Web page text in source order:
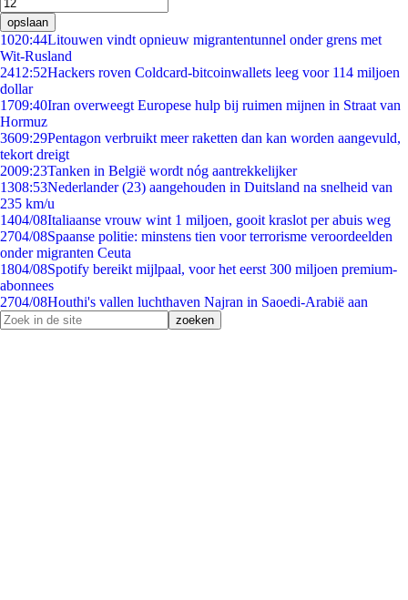
opslaan
1020:44Litouwen vindt opnieuw migrantentunnel onder grens met
Wit-Rusland
2412:52Hackers roven Coldcard-bitcoinwallets leeg voor 114 miljoen
dollar
1709:40Iran overweegt Europese hulp bij ruimen mijnen in Straat van
Hormuz
3609:29Pentagon verbruikt meer raketten dan kan worden aangevuld,
tekort dreigt
2009:23Tanken in België wordt nóg aantrekkelijker
1308:53Nederlander (23) aangehouden in Duitsland na snelheid van
235 km/u
1404/08Italiaanse vrouw wint 1 miljoen, gooit kraslot per abuis weg
2704/08Spaanse politie: minstens tien voor terrorisme veroordeelden
onder migranten Ceuta
1804/08Spotify bereikt mijlpaal, voor het eerst 300 miljoen premium-
abonnees
2704/08Houthi's vallen luchthaven Najran in Saoedi-Arabië aan